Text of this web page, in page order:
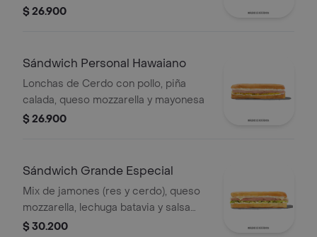
cerdo,cordero y res,
Qbano
$ 26.900
Sándwich Personal Hawaiano
Lonchas de Cerdo con pollo, piña
calada, queso mozzarella y mayonesa
$ 26.900
Sándwich Grande Especial
Mix de jamones (res y cerdo), queso
mozzarella, lechuga batavia y salsa
Qbano.
$ 30.200